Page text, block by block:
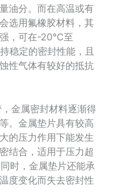
油分。而在高温或有
选用氟橡胶材料，其
强，可在-20℃至
稳定的密封性能，且
性气体有较好的抵抗
金属密封材料逐渐得
。金属垫片具有较高
的压力作用下能发生
结合，适用于压力超
时，金属垫片还能承
度变化而失去密封性